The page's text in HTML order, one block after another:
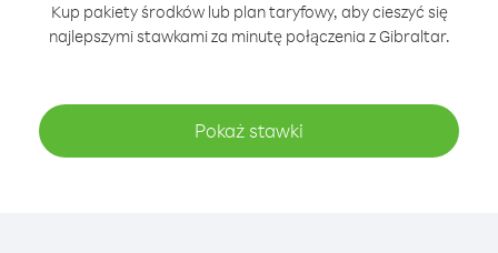
Kup pakiety środków lub plan taryfowy, aby cieszyć się
najlepszymi stawkami za minutę połączenia z Gibraltar.
Pokaż stawki